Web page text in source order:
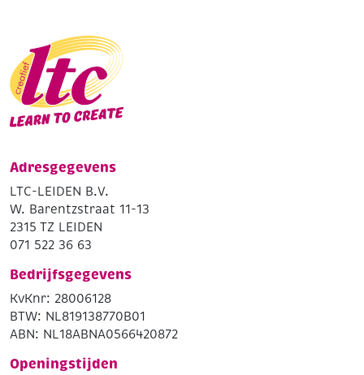
Adresgegevens
LTC-LEIDEN B.V.
W. Barentzstraat 11-13
2315 TZ LEIDEN
071 522 36 63
Bedrijfsgegevens
KvKnr: 28006128
BTW: NL819138770B01
ABN: NL18ABNA0566420872
Openingstijden